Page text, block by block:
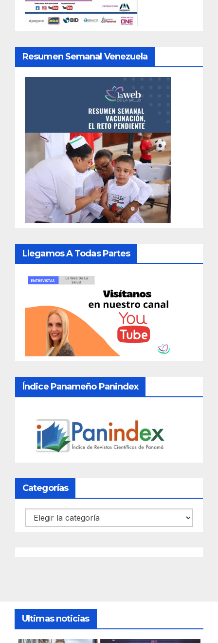
Resumen Semanal Venezuela
Llegamos A Todas Partes
Índice Panameño Panindex
Categorías
Categorías
Ultimas noticias